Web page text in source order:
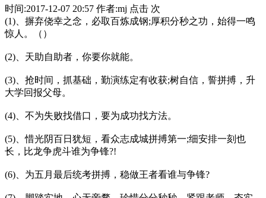
时间:2017-12-07 20:57 作者:mj 点击 次
(1)、摒弃侥幸之念，必取百炼成钢;厚积分秒之功，始得一鸣
惊人。（）
(2)、天助自助者，你要你就能。
(3)、抢时间，抓基础，勤演练定有收获;树自信，誓拼搏，升
大学回报父母。
(4)、不为失败找借口，要为成功找方法。
(5)、惜光阴百日犹短，看众志成城拼搏第一;细安排一刻也
长，比龙争虎斗谁为争锋?!
(6)、为五月最后统考拼搏，稳做王者看谁与争锋?